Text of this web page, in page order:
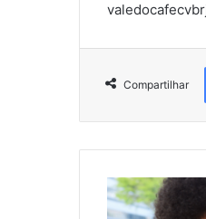
Compartilhar
INSCRIÇÕES
ABERTAS